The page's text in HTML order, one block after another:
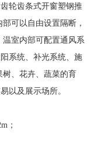
轮齿条式开窗塑钢推
可以自由设置隔断，
室内部可配置通风系
系统、补光系统、施
、花卉、蔬菜的育
以及展示场所。
；